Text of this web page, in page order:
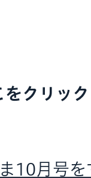
クリック
10月号